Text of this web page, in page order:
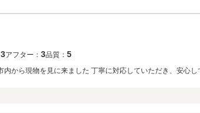
3アフター： 3品質： 5
する事が出来ました まだ購入後、乗ってないので、＋3の評価